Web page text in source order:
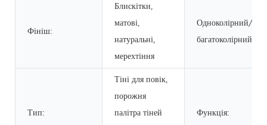
Фініш:
Блискітки,
матові,
натуральні,
мерехтіння
Одноколірний/
багатоколірний:
Тип:
Тіні для повік,
порожня
палітра тіней Функція: